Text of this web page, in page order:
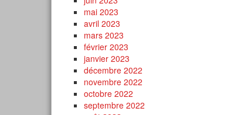
mai 2023
avril 2023
mars 2023
février 2023
janvier 2023
décembre 2022
novembre 2022
octobre 2022
septembre 2022